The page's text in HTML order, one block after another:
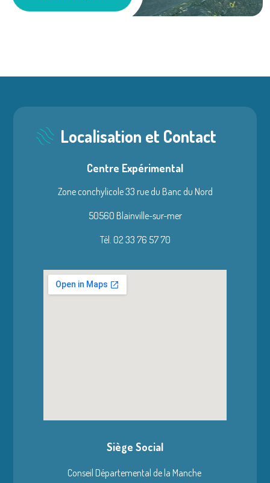
Localisation et Contact
Centre Expérimental
Zone conchylicole 33 rue du Banc du Nord
50560 Blainville-sur-mer
Tél. 02 33 76 57 70
Siège Social
Conseil Départemental de la Manche